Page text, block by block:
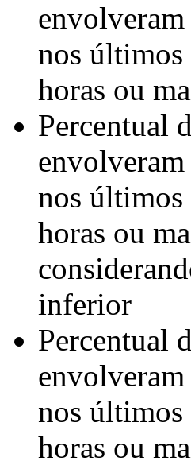
nos últimos
horas ou
Percentual
nos últimos
horas ou
inferior
Percentual
nos últimos
horas ou